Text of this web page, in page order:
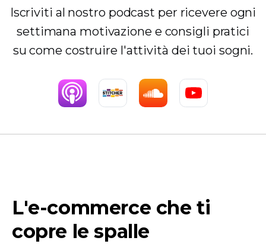
Iscriviti al nostro podcast per ricevere ogni
settimana motivazione e consigli pratici
su come costruire l'attività dei tuoi sogni.
L'e-commerce che ti
copre le spalle